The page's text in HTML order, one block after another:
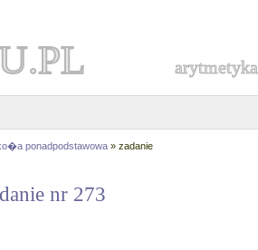
arytmetyka
ponadpodstawowa » zadanie
nr 273